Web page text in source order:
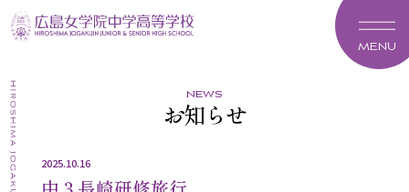
MENU
news
お知らせ
2025.10.16